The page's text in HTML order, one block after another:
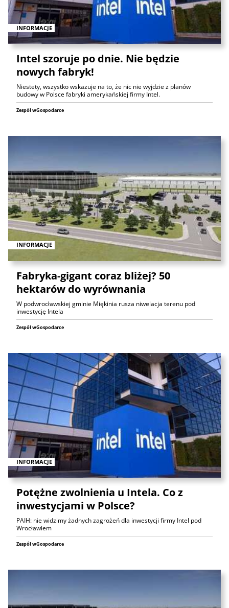
INFORMACJE
Intel szoruje po dnie. Nie będzie
nowych fabryk!
Niestety, wszystko wskazuje na to, że nic nie wyjdzie z planów
budowy w Polsce fabryki amerykańskiej firmy Intel.
Zespół wGospodarce
INFORMACJE
Fabryka-gigant coraz bliżej? 50
hektarów do wyrównania
W podwrocławskiej gminie Miękinia rusza niwelacja terenu pod
inwestycję Intela
Zespół wGospodarce
INFORMACJE
Potężne zwolnienia u Intela. Co z
inwestycjami w Polsce?
PAIH: nie widzimy żadnych zagrożeń dla inwestycji firmy Intel pod
Wrocławiem
Zespół wGospodarce